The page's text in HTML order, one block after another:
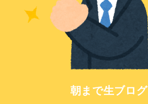
朝まで生ブログ